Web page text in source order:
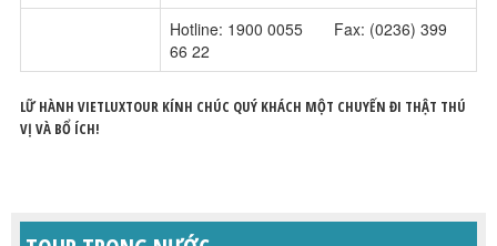
Hotline: 1900 0055 Fax: (0236) 399
66 22
LỮ HÀNH VIETLUXTOUR KÍNH CHÚC QUÝ KHÁCH MỘT CHUYẾN ĐI THẬT THÚ
VỊ VÀ BỔ ÍCH!